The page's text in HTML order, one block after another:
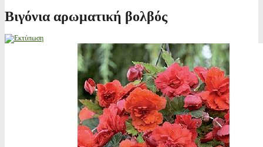
Βιγόνια αρωματική βολβός